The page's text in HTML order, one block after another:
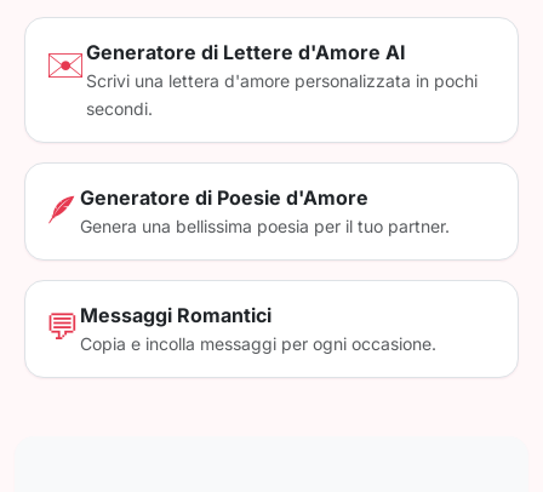
✉️Generatore di Lettere d'Amore AI
Scrivi una lettera d'amore personalizzata in pochi
secondi.
🪶 Generatore di Poesie d'Amore
Genera una bellissima poesia per il tuo partner.
💬 Messaggi Romantici
Copia e incolla messaggi per ogni occasione.